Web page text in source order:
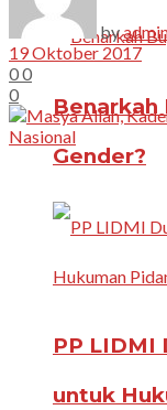
Benarkah
Gender?
PP LIDMI
untuk
by
19 Oktober 2017
00
0